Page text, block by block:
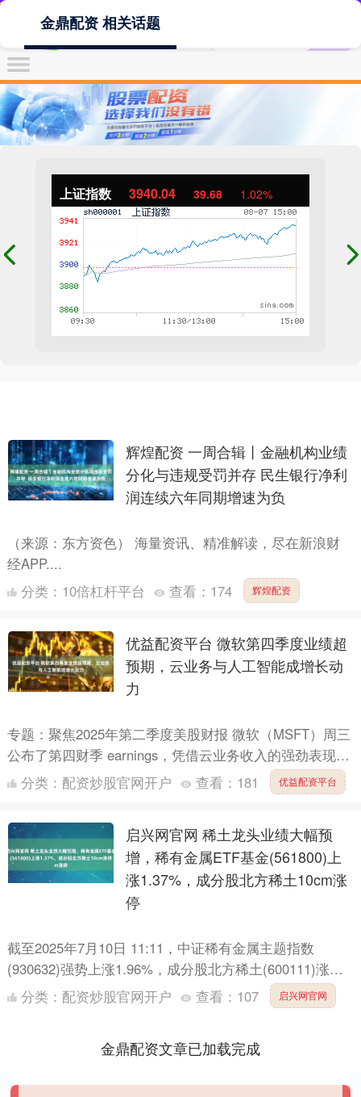
上证指数 3940.04 39.68 1.02%
金鼎配资 相关话题
辉煌配资 一周合辑丨金融机构业绩
分化与违规受罚并存 民生银行净利
润连续六年同期增速为负
（来源：东方资色） 海量资讯、精准解读，尽在新浪财
经APP....
分类： 10倍杠杆平台 查看： 174 辉煌配资
优益配资平台 微软第四季度业绩超
预期，云业务与人工智能成增长动
力
专题：聚焦2025年第二季度美股财报 微软（MSFT）周三
公布了第四财季 earnings，凭借云业务收入的强劲表现，
其营收和利润均超出分析师预期。 受此消息影....
分类： 配资炒股官网开户 查看： 181 优益配资平台
启兴网官网 稀土龙头业绩大幅预
增，稀有金属ETF基金(561800)上
涨1.37%，成分股北方稀土10cm涨
停
截至2025年7月10日 11:11，中证稀有金属主题指数
(930632)强势上涨1.96%，成分股北方稀土(600111)涨
停，宁波韵升(600366)上涨7....
分类： 配资炒股官网开户 查看： 107 启兴网官网
金鼎配资文章已加载完成